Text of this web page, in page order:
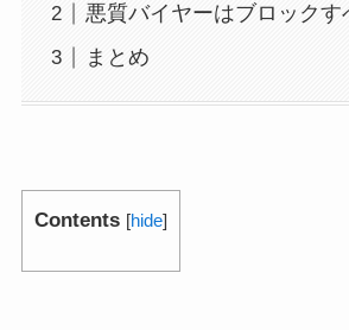
悪質バイヤーはブロックす
まとめ
Contents [hide]